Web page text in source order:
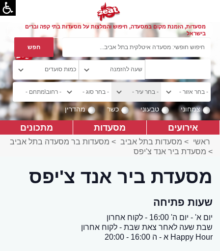
מסעדות, הזמנת מקום במסעדה, חיפוש והמלצות על מסעדות בתי קפה וברים
בישראל
צמחוני טבעוני כשר מהדרין
אירועים מסעדות מתכונים
ראשי > מסעדות בתל אביב > מסעדות בר מסעדה בתל אביב
> מסעדת ביר אנד צ'יפס
מסעדת ביר אנד צ'יפס
שעות פתיחה
יום א' - יום ה' 16:00 - לקוח אחרון
שבת שעה לאחר צאת שבת - לקוח אחרון
Happy Hour א - ה 16:00 - 20:00